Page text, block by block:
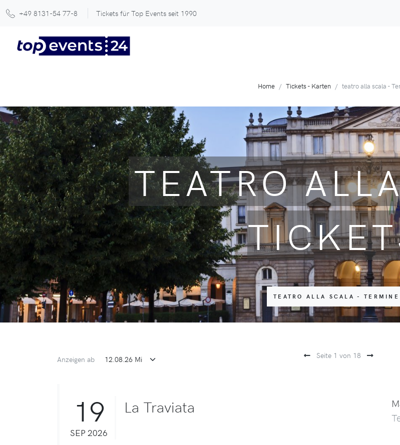
+49 8131-54 77-8 Tickets für Top Events seit 1990
Home Tickets - Karten teatro alla scala -
TEATRO
TEATRO ALLA SCALA - TERMINE
Anzeigen ab Seite 1 von 18
19
SEP 2026
La Traviata